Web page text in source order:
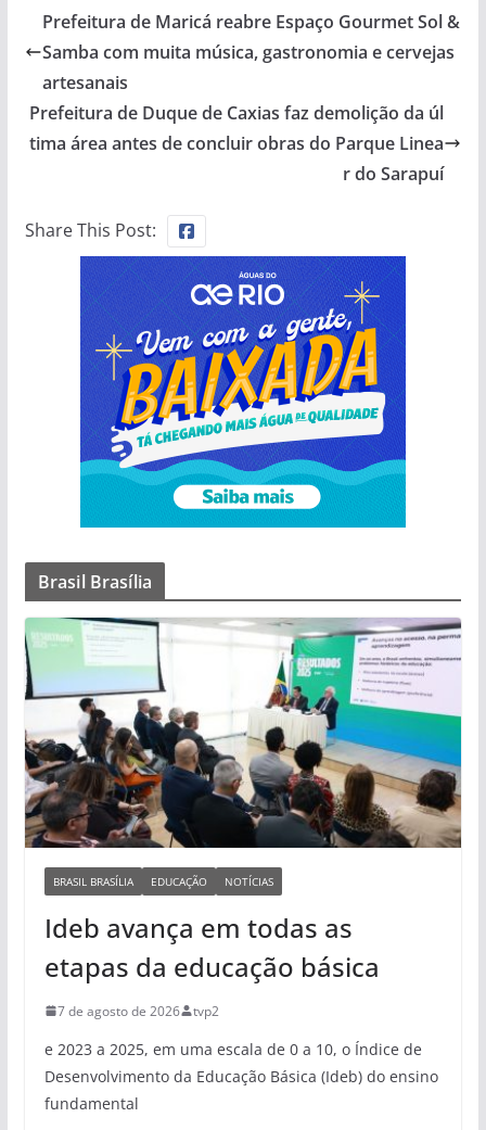
Prefeitura de Maricá reabre Espaço Gourmet Sol &
Samba com muita música, gastronomia e cervejas
artesanais
Prefeitura de Duque de Caxias faz demolição da úl
tima área antes de concluir obras do Parque Linea
r do Sarapuí
Share This Post:
Brasil Brasília
BRASIL BRASÍLIA EDUCAÇÃO NOTÍCIAS
Ideb avança em todas as
etapas da educação básica
7 de agosto de 2026 tvp2
e 2023 a 2025, em uma escala de 0 a 10, o Índice de
Desenvolvimento da Educação Básica (Ideb) do ensino
fundamental